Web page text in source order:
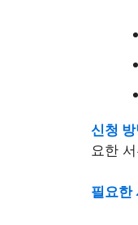
신청 방
요한
필요한